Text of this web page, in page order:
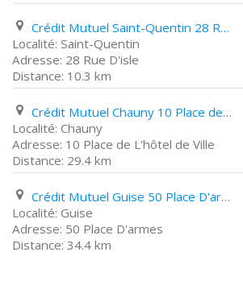
Crédit Mutuel Saint-Quentin 28 Rue D'isle
Saint-Quentin
28 Rue D'isle
10.3 km
Crédit Mutuel Chauny 10 Place de L'hôtel de Ville
Chauny
10 Place de L'hôtel de Ville
29.4 km
Crédit Mutuel Guise 50 Place D'armes
Guise
50 Place D'armes
34.4 km